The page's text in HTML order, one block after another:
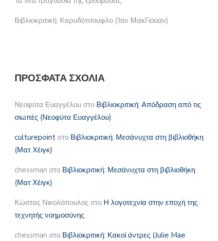
Βιβλιοκριτική: Καρυδότσουφλο (Ίαν ΜακΓιούαν)
ΠΡΌΣΦΑΤΑ ΣΧΌΛΙΑ
Νεοφύτα Ευαγγέλου στο Βιβλιοκριτική: Απόδραση από τις
σιωπές (Νεοφύτα Ευαγγέλου)
culturepoint στο Βιβλιοκριτική: Μεσάνυχτα στη βιβλιοθήκη
(Ματ Χέιγκ)
chessman στο Βιβλιοκριτική: Μεσάνυχτα στη βιβλιοθήκη
(Ματ Χέιγκ)
Κώστας Νικολόπουλος στο Η λογοτεχνία στην εποχή της
τεχνητής νοημοσύνης
chessman στο Βιβλιοκριτική: Κακοί άντρες (Julie Mae